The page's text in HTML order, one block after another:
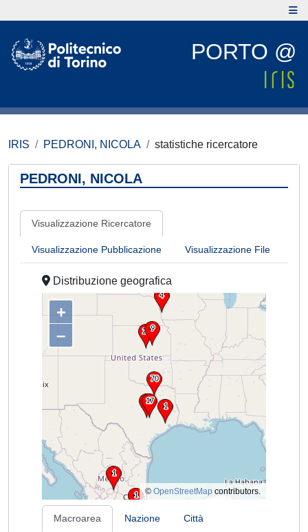
PORTO @
IRIS PEDRONI, NICOLA statistiche ricercatore
PEDRONI, NICOLA
Visualizzazione Ricercatore
Visualizzazione Pubblicazione Visualizzazione File
Distribuzione geografica
+
–
© OpenStreetMap contributors.
Macroarea Nazione Città